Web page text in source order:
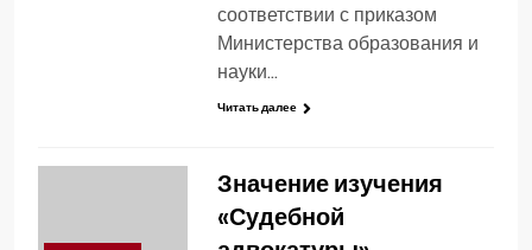
соответствии с приказом
Министерства образования и
науки…
Читать далее
Значение изучения
«Судебной